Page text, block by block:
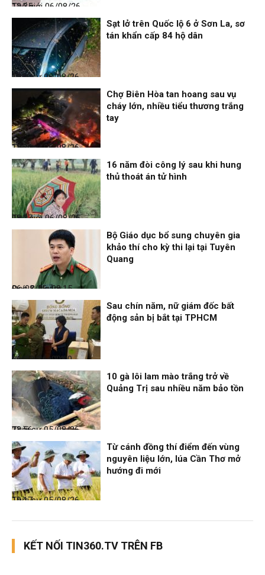
Thế giới
06/08/26, 12:35
Thời sự
06/08/26, 12:33
Sạt lở trên Quốc lộ 6 ở Sơn La, sơ
tán khẩn cấp 84 hộ dân
Thời sự
06/08/26, 12:30
Chợ Biên Hòa tan hoang sau vụ
cháy lớn, nhiều tiểu thương trắng
tay
Thế giới
06/08/26, 08:27
16 năm đòi công lý sau khi hung
thủ thoát án tử hình
Đọc & Ngẫm
06/08/26, 08:15
Bộ Giáo dục bổ sung chuyên gia
khảo thí cho kỳ thi lại tại Tuyên
Quang
Nhịp sống 24h
06/08/26, 00:00
Sau chín năm, nữ giám đốc bất
động sản bị bắt tại TPHCM
Thời sự
05/08/26, 23:56
10 gà lôi lam mào trắng trở về
Quảng Trị sau nhiều năm bảo tồn
Thời sự
05/08/26, 19:17
Từ cánh đồng thí điểm đến vùng
nguyên liệu lớn, lúa Cần Thơ mở
hướng đi mới
KẾT NỐI TIN360.TV TRÊN FB